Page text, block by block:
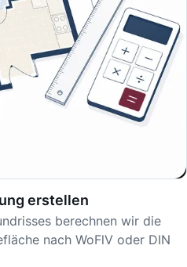
erstellen
berechnen wir die
nach WoFlV oder DIN